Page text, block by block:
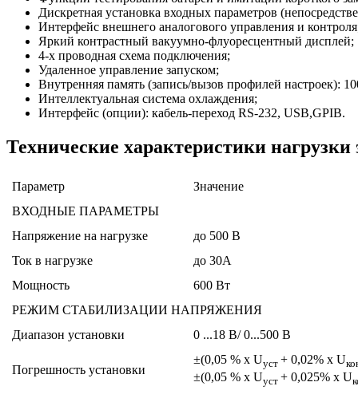
Дискретная установка входных параметров
Интерфейс внешнего аналогового управления и
Яркий контрастный вакуумно-флуоресцентный дисплей;
4-х проводная схема подключения;
Удаленное управление запуском;
Внутренняя память (запись/вызов профилей настроек):
Интеллектуальная система охлаждения;
Интерфейс (опции): кабель-переход RS-232, USB,GPIB.
Технические характеристики
Параметр
Значение
ВХОДНЫЕ ПАРАМЕТРЫ
Напряжение на нагрузке
до 500 В
Ток в нагрузке
до 30А
Мощность
600 Вт
РЕЖИМ СТАБИЛИЗАЦИИ НАПРЯЖЕНИЯ
Диапазон установки
0 ...18 В/ 0...500 В
Погрешность установки
±(0,05 % х Uуст + 0,02% х U
±(0,05 % х Uуст + 0,025% х U